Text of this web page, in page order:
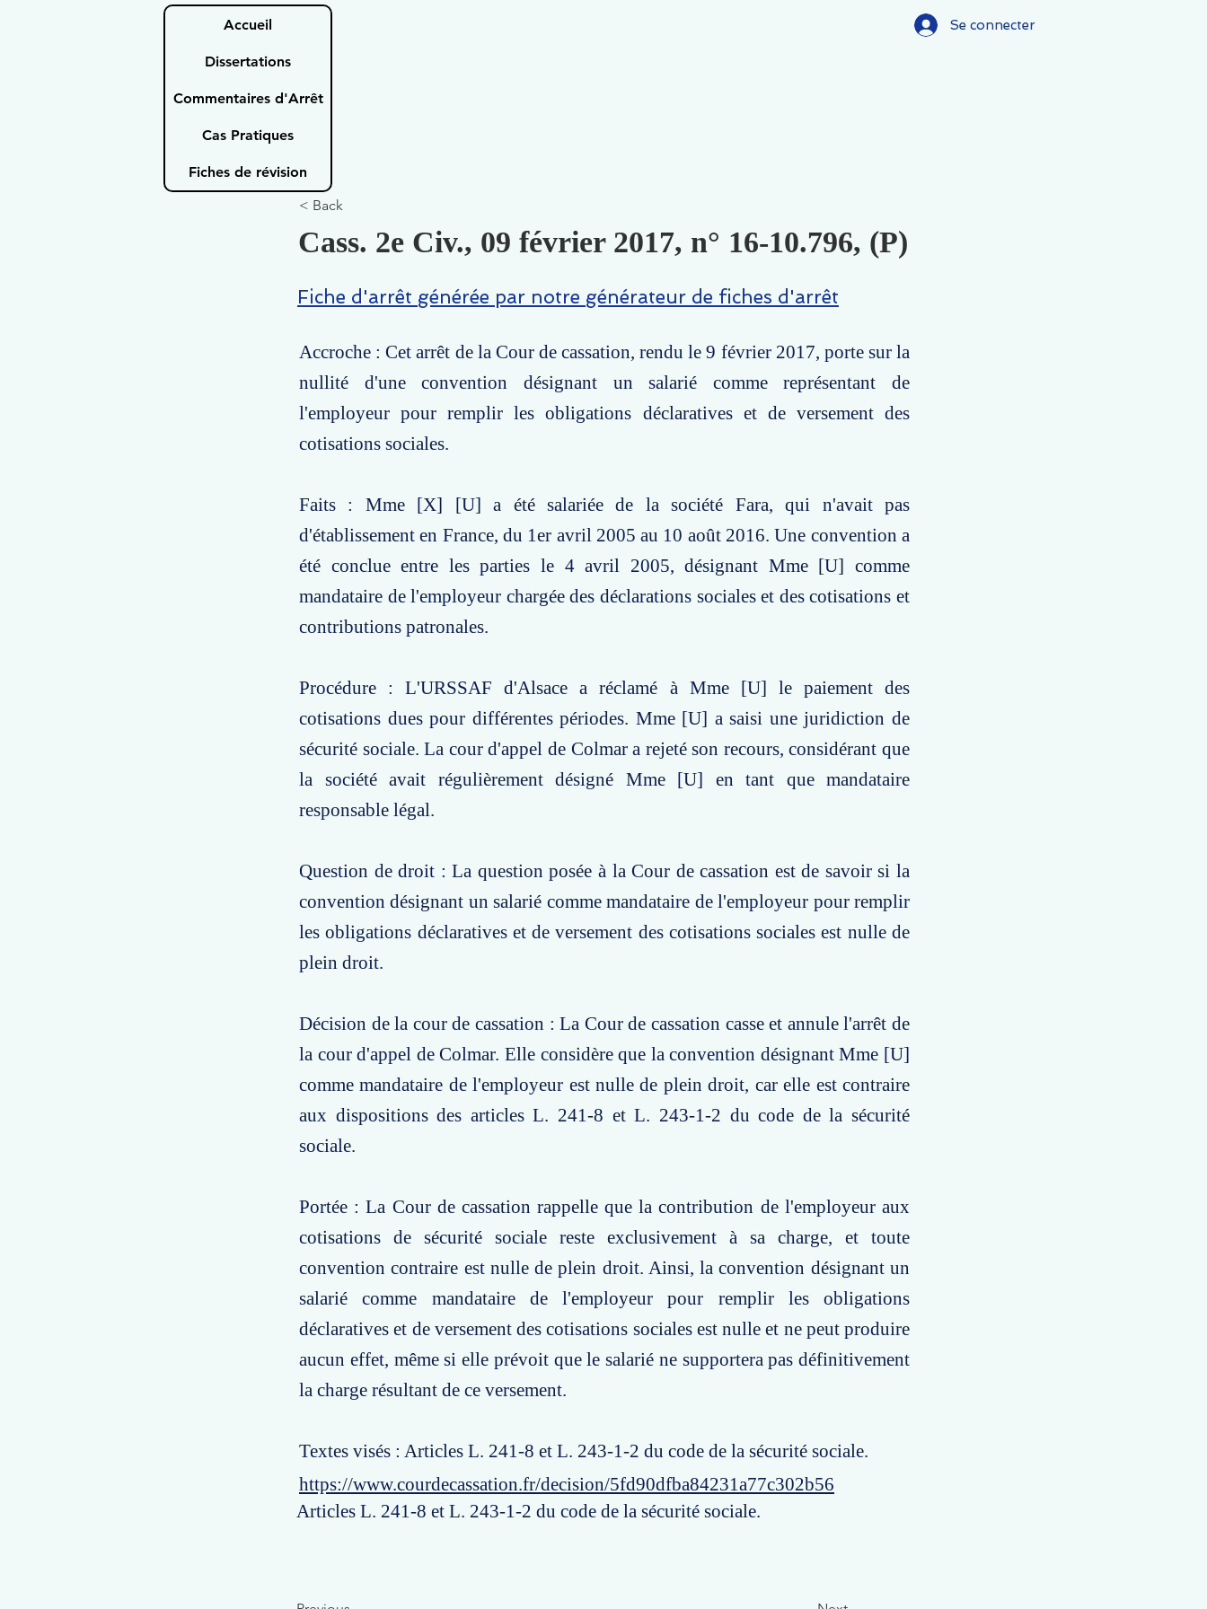
Accueil
Dissertations
Commentaires d'Arrêt
Cas Pratiques
Fiches de révision
Se connecter
< Back
Cass. 2e Civ., 09 février 2017, n° 16-10.796, (P)
Fiche d'arrêt générée par notre générateur de fiches d'arrêt
Accroche : Cet arrêt de la Cour de cassation, rendu le 9 février 2017, porte sur la
nullité d'une convention désignant un salarié comme représentant de
l'employeur pour remplir les obligations déclaratives et de versement des
cotisations sociales.
Faits : Mme [X] [U] a été salariée de la société Fara, qui n'avait pas
d'établissement en France, du 1er avril 2005 au 10 août 2016. Une convention a
été conclue entre les parties le 4 avril 2005, désignant Mme [U] comme
mandataire de l'employeur chargée des déclarations sociales et des cotisations et
contributions patronales.
Procédure : L'URSSAF d'Alsace a réclamé à Mme [U] le paiement des
cotisations dues pour différentes périodes. Mme [U] a saisi une juridiction de
sécurité sociale. La cour d'appel de Colmar a rejeté son recours, considérant que
la société avait régulièrement désigné Mme [U] en tant que mandataire
responsable légal.
Question de droit : La question posée à la Cour de cassation est de savoir si la
convention désignant un salarié comme mandataire de l'employeur pour remplir
les obligations déclaratives et de versement des cotisations sociales est nulle de
plein droit.
Décision de la cour de cassation : La Cour de cassation casse et annule l'arrêt de
la cour d'appel de Colmar. Elle considère que la convention désignant Mme [U]
comme mandataire de l'employeur est nulle de plein droit, car elle est contraire
aux dispositions des articles L. 241-8 et L. 243-1-2 du code de la sécurité
sociale.
Portée : La Cour de cassation rappelle que la contribution de l'employeur aux
cotisations de sécurité sociale reste exclusivement à sa charge, et toute
convention contraire est nulle de plein droit. Ainsi, la convention désignant un
salarié comme mandataire de l'employeur pour remplir les obligations
déclaratives et de versement des cotisations sociales est nulle et ne peut produire
aucun effet, même si elle prévoit que le salarié ne supportera pas définitivement
la charge résultant de ce versement.
Textes visés : Articles L. 241-8 et L. 243-1-2 du code de la sécurité sociale.
https://www.courdecassation.fr/decision/5fd90dfba84231a77c302b56
Articles L. 241-8 et L. 243-1-2 du code de la sécurité sociale.